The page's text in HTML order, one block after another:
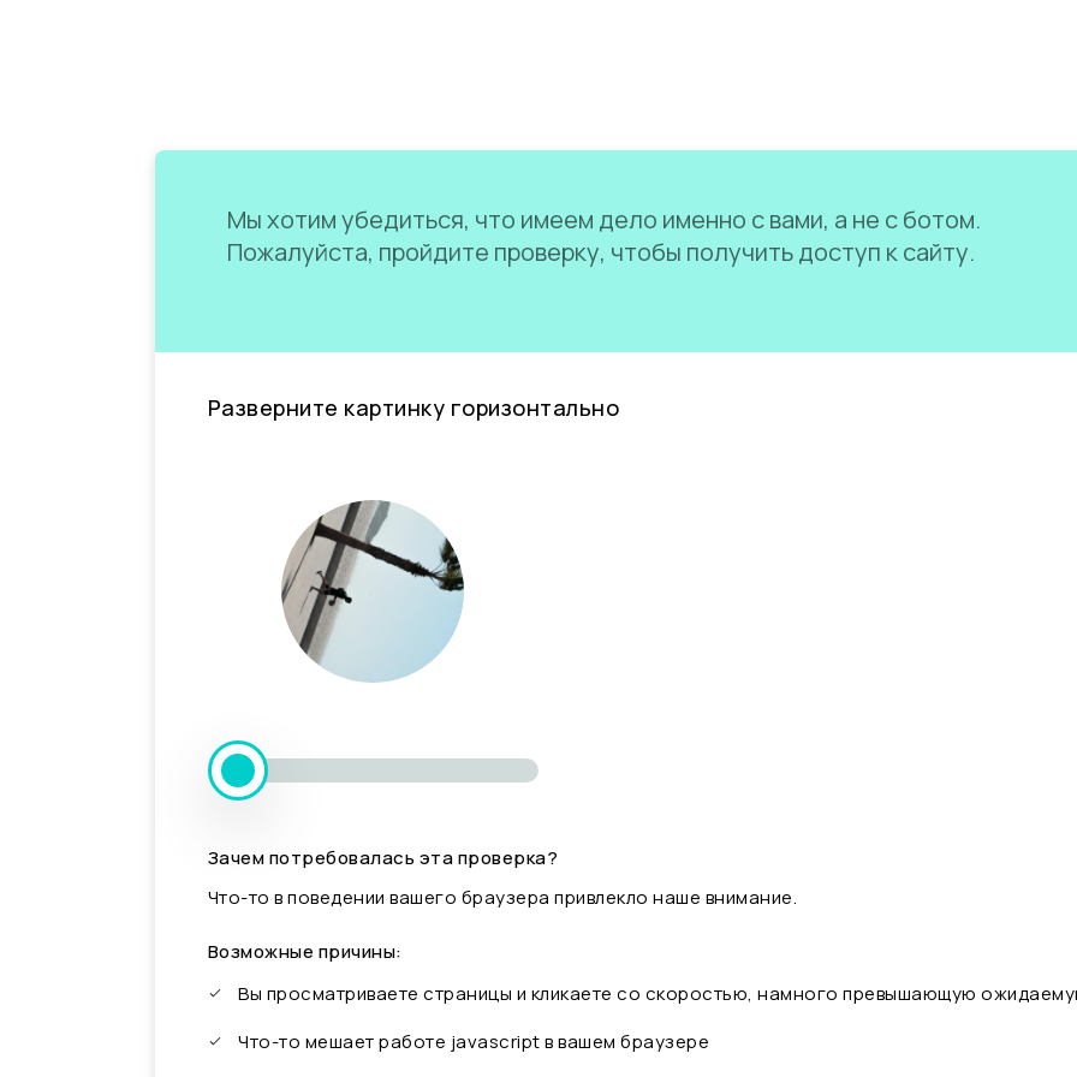
Мы хотим убедиться, что имеем дело именно с вами, а не с ботом.
Пожалуйста, пройдите проверку, чтобы получить доступ к сайту.
Разверните картинку горизонтально
Зачем потребовалась эта проверка?
Что-то в поведении вашего браузера привлекло наше внимание.
Возможные причины:
Вы просматриваете страницы и кликаете со скоростью, намного превышающую
Что-то мешает работе javascript в вашем браузере